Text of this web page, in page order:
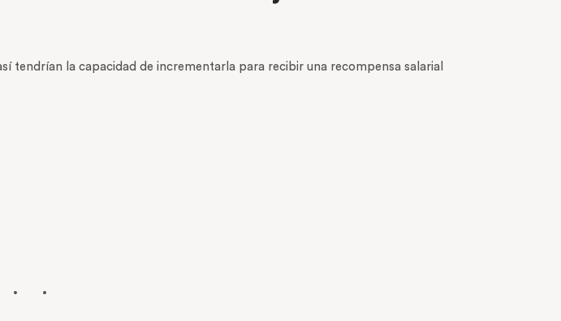
tendrían la capacidad de incrementarla para recibir una recompensa salarial